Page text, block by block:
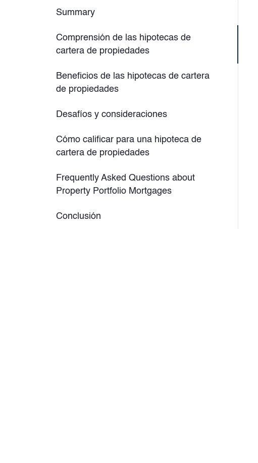
Summary
Comprensión de las hipotecas de
cartera de propiedades
Beneficios de las hipotecas de cartera
de propiedades
Desafíos y consideraciones
Cómo calificar para una hipoteca de
cartera de propiedades
Frequently Asked Questions about
Property Portfolio Mortgages
Conclusión